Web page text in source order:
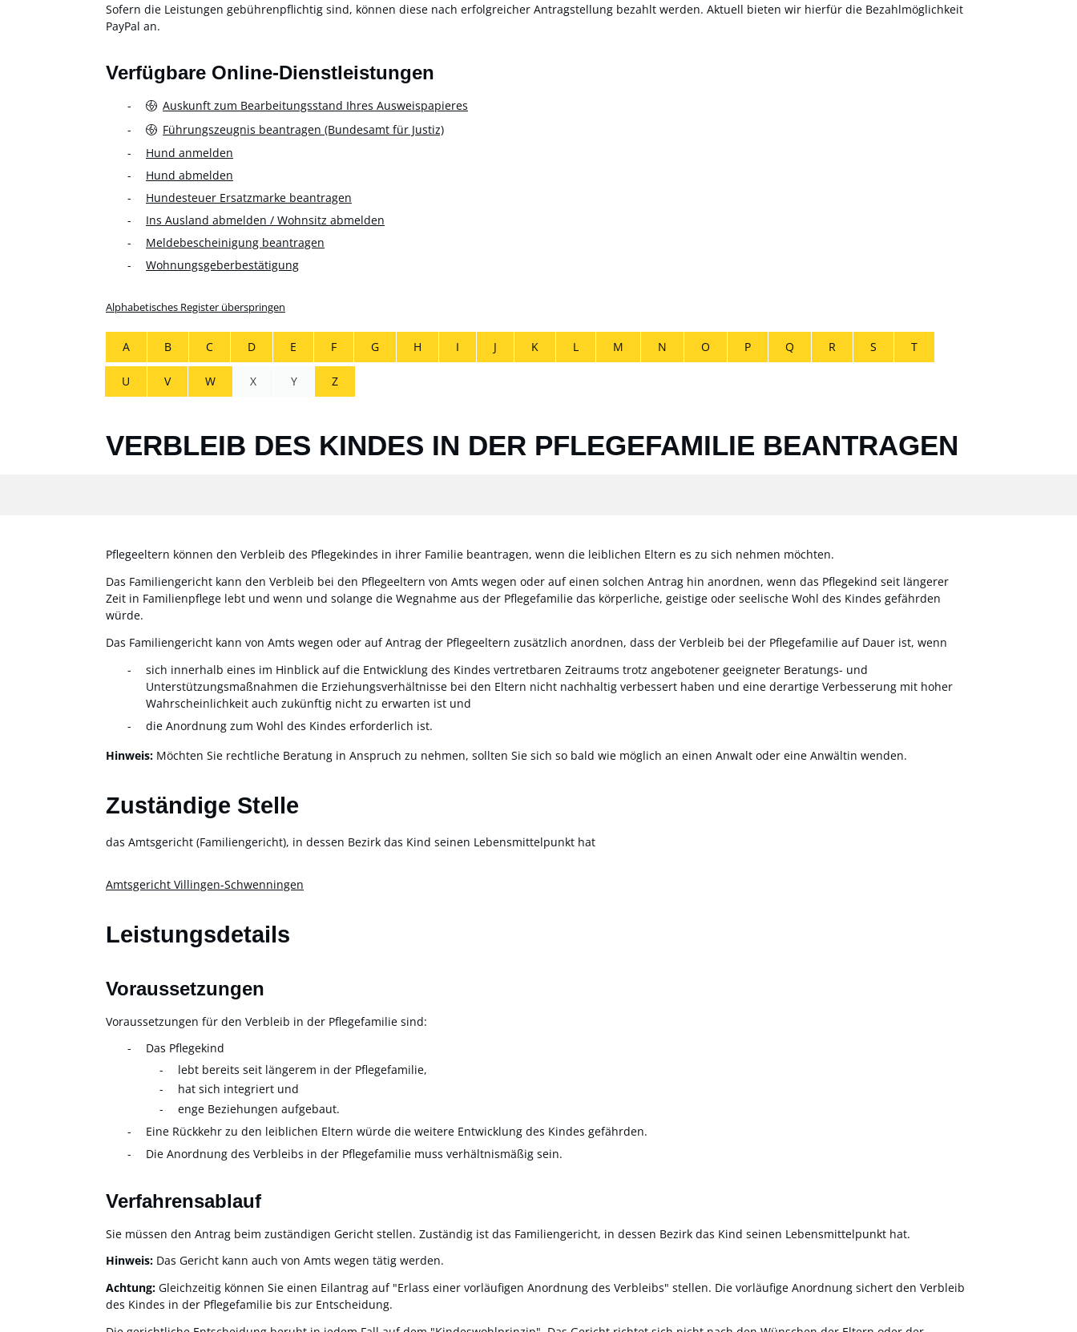
Sofern die Leistungen gebührenpflichtig sind, können diese nach erfolgreicher Antragstellung bezahlt werden. Aktuell bieten wir hierfür die Bezahlmöglichkeit
PayPal an.
Verfügbare Online-Dienstleistungen
Auskunft zum Bearbeitungsstand Ihres Ausweispapieres
Führungszeugnis beantragen (Bundesamt für Justiz)
Hund anmelden
Hund abmelden
Hundesteuer Ersatzmarke beantragen
Ins Ausland abmelden / Wohnsitz abmelden
Meldebescheinigung beantragen
Wohnungsgeberbestätigung
Alphabetisches Register überspringen
A B C D E F G H I J K L M N O P Q R S T
U V W X Y Z
VERBLEIB DES KINDES IN DER PFLEGEFAMILIE BEANTRAGEN
Pflegeeltern können den Verbleib des Pflegekindes in ihrer Familie beantragen, wenn die leiblichen Eltern es zu sich nehmen möchten.
Das Familiengericht kann den Verbleib bei den Pflegeeltern von Amts wegen oder auf einen solchen Antrag hin anordnen, wenn das Pflegekind seit längerer
Zeit in Familienpflege lebt und wenn und solange die Wegnahme aus der Pflegefamilie das körperliche, geistige oder seelische Wohl des Kindes gefährden
würde.
Das Familiengericht kann von Amts wegen oder auf Antrag der Pflegeeltern zusätzlich anordnen, dass der Verbleib bei der Pflegefamilie auf Dauer ist, wenn
sich innerhalb eines im Hinblick auf die Entwicklung des Kindes vertretbaren Zeitraums trotz angebotener geeigneter Beratungs- und
Unterstützungsmaßnahmen die Erziehungsverhältnisse bei den Eltern nicht nachhaltig verbessert haben und eine derartige Verbesserung mit hoher
Wahrscheinlichkeit auch zukünftig nicht zu erwarten ist und
die Anordnung zum Wohl des Kindes erforderlich ist.
Hinweis: Möchten Sie rechtliche Beratung in Anspruch zu nehmen, sollten Sie sich so bald wie möglich an einen Anwalt oder eine Anwältin wenden.
Zuständige Stelle
das Amtsgericht (Familiengericht), in dessen Bezirk das Kind seinen Lebensmittelpunkt hat
Amtsgericht Villingen-Schwenningen
Leistungsdetails
Voraussetzungen
Voraussetzungen für den Verbleib in der Pflegefamilie sind:
Das Pflegekind
lebt bereits seit längerem in der Pflegefamilie,
hat sich integriert und
enge Beziehungen aufgebaut.
Eine Rückkehr zu den leiblichen Eltern würde die weitere Entwicklung des Kindes gefährden.
Die Anordnung des Verbleibs in der Pflegefamilie muss verhältnismäßig sein.
Verfahrensablauf
Sie müssen den Antrag beim zuständigen Gericht stellen. Zuständig ist das Familiengericht, in dessen Bezirk das Kind seinen Lebensmittelpunkt hat.
Hinweis: Das Gericht kann auch von Amts wegen tätig werden.
Achtung: Gleichzeitig können Sie einen Eilantrag auf "Erlass einer vorläufigen Anordnung des Verbleibs" stellen. Die vorläufige Anordnung sichert den Verbleib
des Kindes in der Pflegefamilie bis zur Entscheidung.